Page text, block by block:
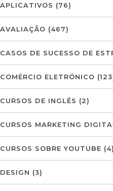
APLICATIVOS (76)
AVALIAÇÃO (467)
CASOS DE SUCESSO DE
COMÉRCIO ELETRÓNICO
CURSOS DE INGLÊS (2)
CURSOS MARKETING
CURSOS SOBRE YOUTUBE (4)
DESIGN (3)